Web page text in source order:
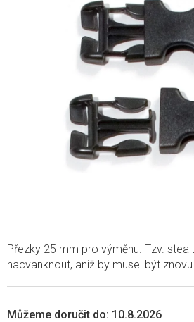
Můžeme doručit do: 10.8.2026
Přezky 25 mm pro výměnu. Tzv.
nacvanknout, aniž by musel být